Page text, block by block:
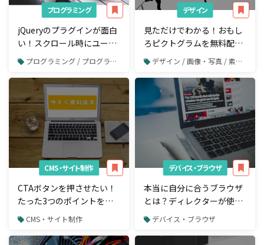
プログラミング
jQueryのプラグインが面白
い！スクロール時にユーザ
ーを惹きつけるオススメ12
プログラミング / プログラミングスキル
デザイン
見ただけでわかる！おもし
ろピクトグラムを無料配布
しているサイトまとめ
デザイン / 画像・写真 / 素材サイト
CMS・サイト制作
CTAボタンを押させたい！
たった3つのポイントを意
識するだけでホームページ
のCV率の最大化に成功
CMS・サイト制作
デバイス・ブラウザ
本当に自分に合うブラウザ
とは？ディレクターが使う
べきWebブラウザ9選
デバイス・ブラウザ